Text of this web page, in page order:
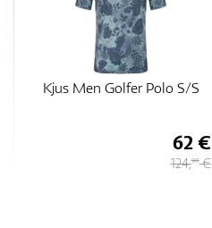
Kjus Men Motion Embossed
63 €
126 €